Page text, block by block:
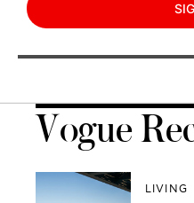
Vogue
LIVING